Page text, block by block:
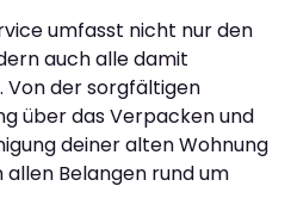
umfasst nicht nur den
auch alle damit
Von der sorgfältigen
über das Verpacken und
deiner alten Wohnung
Belangen rund um